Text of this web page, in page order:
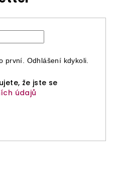
první. Odhlášení kdykoli.
že jste se
údajů